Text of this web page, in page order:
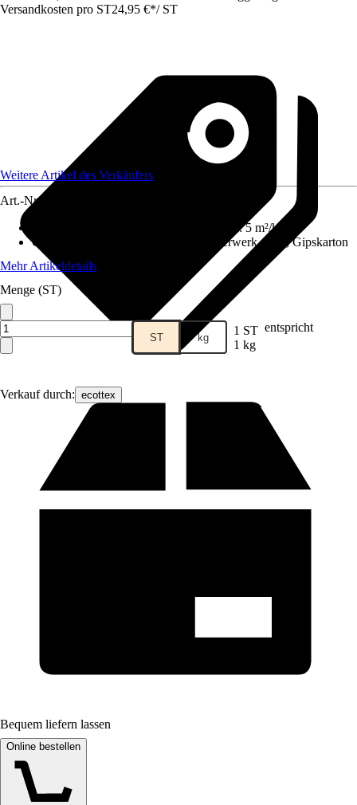
Versandkosten pro ST24,95 €*/ ST
Verkauf durch: ecottex
Weitere Artikel des Verkäufers
Art.-Nr.
:5 m²/kg
Geeignet für Untergrund
Beton, Mauerwerk, Putz, Gipskarton
Mehr Artikeldetails
Menge (ST)
ST kg 1 ST entspricht
1 kg
Bequem liefern lassen
Online bestellen